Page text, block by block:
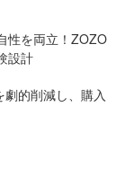
性を両立！ZOZO
設計
的削減し、購入